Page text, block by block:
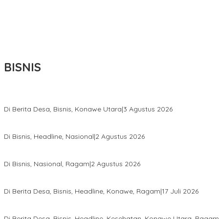
BISNIS
Di Berita Desa, Bisnis, Konawe Utara|3 Agustus 2026
Di Bisnis, Headline, Nasional|2 Agustus 2026
Di Bisnis, Nasional, Ragam|2 Agustus 2026
Di Berita Desa, Bisnis, Headline, Konawe, Ragam|17 Juli 2026